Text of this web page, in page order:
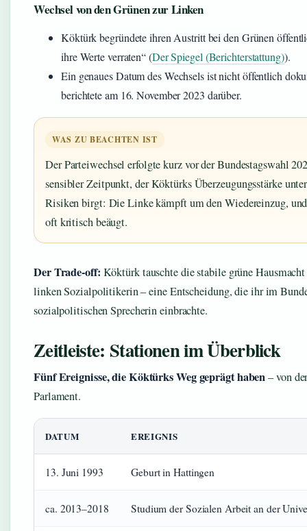
Wechsel von den Grünen zur Linken
Köktürk begründete ihren Austritt bei den Grünen
ihre Werte verraten“ (Der Spiegel (Berichterstattung)).
Ein genaues Datum des Wechsels ist nicht öffentlich
berichtete am 16. November 2023 darüber.
WAS ZU BEACHTEN IST
Der Parteiwechsel erfolgte kurz vor der Bundestagswahl
sensibler Zeitpunkt, der Köktürks Überzeugungsstärke
Risiken birgt: Die Linke kämpft um den Wiedereinzug,
oft kritisch beäugt.
Der Trade-off: Köktürk tauschte die stabile grüne
linken Sozialpolitikerin – eine Entscheidung, die ihr im
sozialpolitischen Sprecherin einbrachte.
Zeitleiste: Stationen im Überblick
Fünf Ereignisse, die Köktürks Weg geprägt haben– von
Parlament.
DATUM EREIGNIS
13. Juni 1993 Geburt in Hattingen
ca. 2013–2018 Studium der Sozialen Arbeit an der